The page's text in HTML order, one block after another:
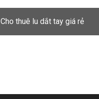
Cho thuê lu dắt tay giá rẻ